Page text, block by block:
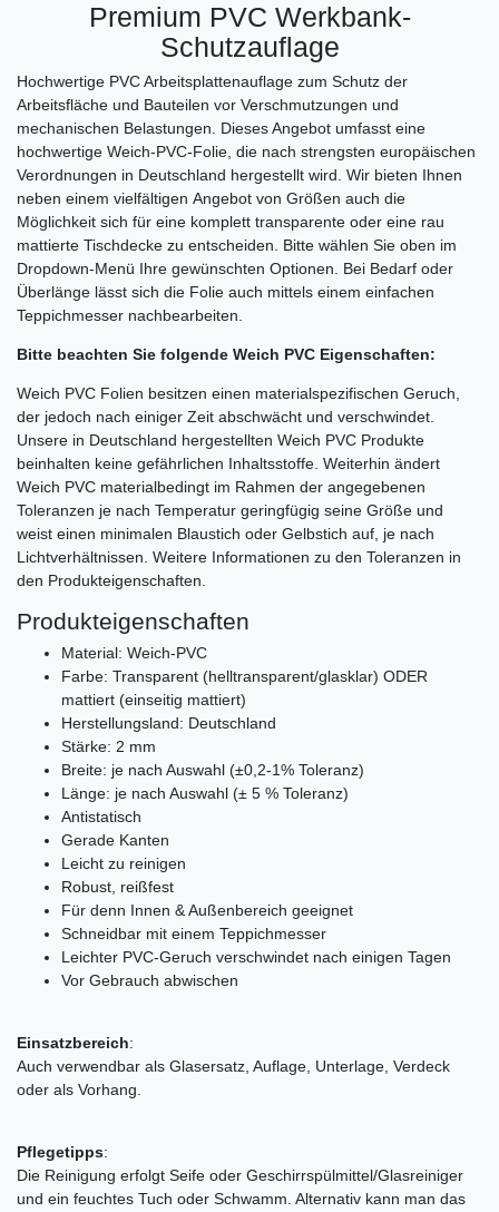
Premium PVC Werkbank-
Schutzauflage
Hochwertige PVC Arbeitsplattenauflage zum Schutz der
Arbeitsfläche und Bauteilen vor Verschmutzungen und
mechanischen Belastungen. Dieses Angebot umfasst eine
hochwertige Weich-PVC-Folie, die nach strengsten europäischen
Verordnungen in Deutschland hergestellt wird. Wir bieten Ihnen
neben einem vielfältigen Angebot von Größen auch die
Möglichkeit sich für eine komplett transparente oder eine rau
mattierte Tischdecke zu entscheiden. Bitte wählen Sie oben im
Dropdown-Menü Ihre gewünschten Optionen. Bei Bedarf oder
Überlänge lässt sich die Folie auch mittels einem einfachen
Teppichmesser nachbearbeiten.
Bitte beachten Sie folgende Weich PVC Eigenschaften:
Weich PVC Folien besitzen einen materialspezifischen Geruch,
der jedoch nach einiger Zeit abschwächt und verschwindet.
Unsere in Deutschland hergestellten Weich PVC Produkte
beinhalten keine gefährlichen Inhaltsstoffe. Weiterhin ändert
Weich PVC materialbedingt im Rahmen der angegebenen
Toleranzen je nach Temperatur geringfügig seine Größe und
weist einen minimalen Blaustich oder Gelbstich auf, je nach
Lichtverhältnissen. Weitere Informationen zu den Toleranzen in
den Produkteigenschaften.
Produkteigenschaften
Material: Weich-PVC
Farbe: Transparent (helltransparent/glasklar) ODER
mattiert (einseitig mattiert)
Herstellungsland: Deutschland
Stärke: 2 mm
Breite: je nach Auswahl (±0,2-1% Toleranz)
Länge: je nach Auswahl (± 5 % Toleranz)
Antistatisch
Gerade Kanten
Leicht zu reinigen
Robust, reißfest
Für denn Innen & Außenbereich geeignet
Schneidbar mit einem Teppichmesser
Leichter PVC-Geruch verschwindet nach einigen Tagen
Vor Gebrauch abwischen
Einsatzbereich:
Auch verwendbar als Glasersatz, Auflage, Unterlage, Verdeck
oder als Vorhang.
Pflegetipps:
Die Reinigung erfolgt Seife oder Geschirrspülmittel/Glasreiniger
und ein feuchtes Tuch oder Schwamm. Alternativ kann man das